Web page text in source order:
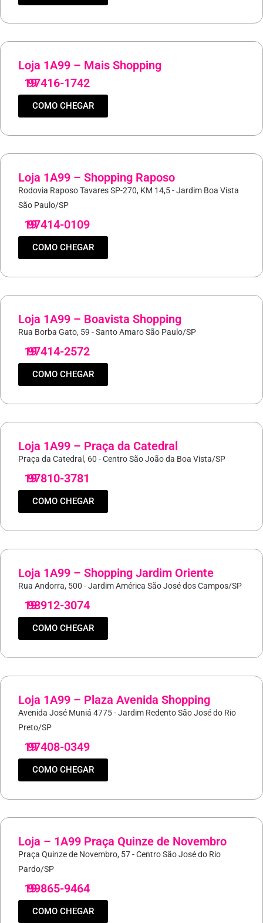
Loja 1A99 – Mais Shopping
19
97416-1742
COMO CHEGAR
Loja 1A99 – Shopping Raposo
Rodovia Raposo Tavares SP-270, KM 14,5 - Jardim Boa Vista
São Paulo/SP
19
97414-0109
COMO CHEGAR
Loja 1A99 – Boavista Shopping
Rua Borba Gato, 59 - Santo Amaro São Paulo/SP
19
97414-2572
COMO CHEGAR
Loja 1A99 – Praça da Catedral
Praça da Catedral, 60 - Centro São João da Boa Vista/SP
19
97810-3781
COMO CHEGAR
Loja 1A99 – Shopping Jardim Oriente
Rua Andorra, 500 - Jardim América São José dos Campos/SP
19
98912-3074
COMO CHEGAR
Loja 1A99 – Plaza Avenida Shopping
Avenida José Muniá 4775 - Jardim Redento São José do Rio
Preto/SP
19
97408-0349
COMO CHEGAR
Loja – 1A99 Praça Quinze de Novembro
Praça Quinze de Novembro, 57 - Centro São José do Rio
Pardo/SP
19
99865-9464
COMO CHEGAR